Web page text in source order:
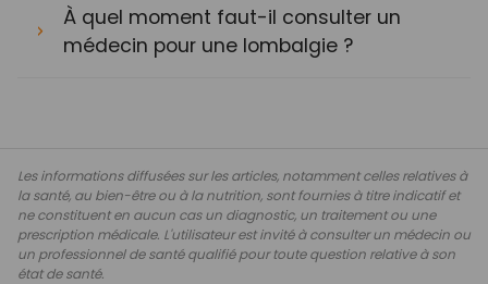
À quel moment faut-il consulter un
médecin pour une lombalgie ?
Les informations diffusées sur les articles, notamment celles relatives à
la santé, au bien-être ou à la nutrition, sont fournies à titre indicatif et
ne constituent en aucun cas un diagnostic, un traitement ou une
prescription médicale. L'utilisateur est invité à consulter un médecin ou
un professionnel de santé qualifié pour toute question relative à son
état de santé.